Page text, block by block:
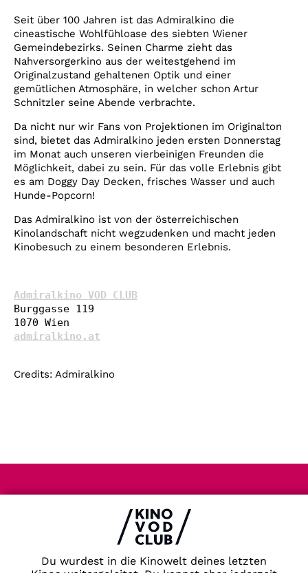
Du wurdest in die Kinowelt deines letzten
Seit über 100 Jahren ist das Admiralkino die
cineastische Wohlfühloase des siebten Wiener
Gemeindebezirks. Seinen Charme zieht das
Nahversorgerkino aus der weitestgehend im
Originalzustand gehaltenen Optik und einer
gemütlichen Atmosphäre, in welcher schon Artur
Schnitzler seine Abende verbrachte.
Da nicht nur wir Fans von Projektionen im Originalton
sind, bietet das Admiralkino jeden ersten Donnerstag
im Monat auch unseren vierbeinigen Freunden die
Möglichkeit, dabei zu sein. Für das volle Erlebnis gibt
es am Doggy Day Decken, frisches Wasser und auch
Hunde-Popcorn!
Das Admiralkino ist von der österreichischen
Kinolandschaft nicht wegzudenken und macht jeden
Kinobesuch zu einem besonderen Erlebnis.
Admiralkino VOD CLUB
Burggasse 119
admiralkino.at
Credits: Admiralkino
AGB
Kontakt
Newsletter